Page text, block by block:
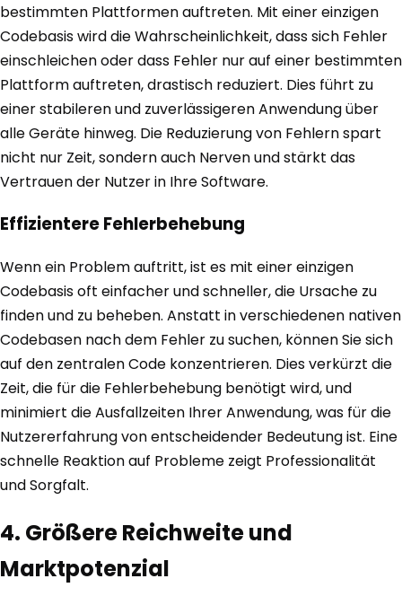
bestimmten Plattformen auftreten. Mit einer einzigen
Codebasis wird die Wahrscheinlichkeit, dass sich Fehler
einschleichen oder dass Fehler nur auf einer bestimmten
Plattform auftreten, drastisch reduziert. Dies führt zu
einer stabileren und zuverlässigeren Anwendung über
alle Geräte hinweg. Die Reduzierung von Fehlern spart
nicht nur Zeit, sondern auch Nerven und stärkt das
Vertrauen der Nutzer in Ihre Software.
Effizientere Fehlerbehebung
Wenn ein Problem auftritt, ist es mit einer einzigen
Codebasis oft einfacher und schneller, die Ursache zu
finden und zu beheben. Anstatt in verschiedenen nativen
Codebasen nach dem Fehler zu suchen, können Sie sich
auf den zentralen Code konzentrieren. Dies verkürzt die
Zeit, die für die Fehlerbehebung benötigt wird, und
minimiert die Ausfallzeiten Ihrer Anwendung, was für die
Nutzererfahrung von entscheidender Bedeutung ist. Eine
schnelle Reaktion auf Probleme zeigt Professionalität
und Sorgfalt.
4. Größere Reichweite und
Marktpotenzial